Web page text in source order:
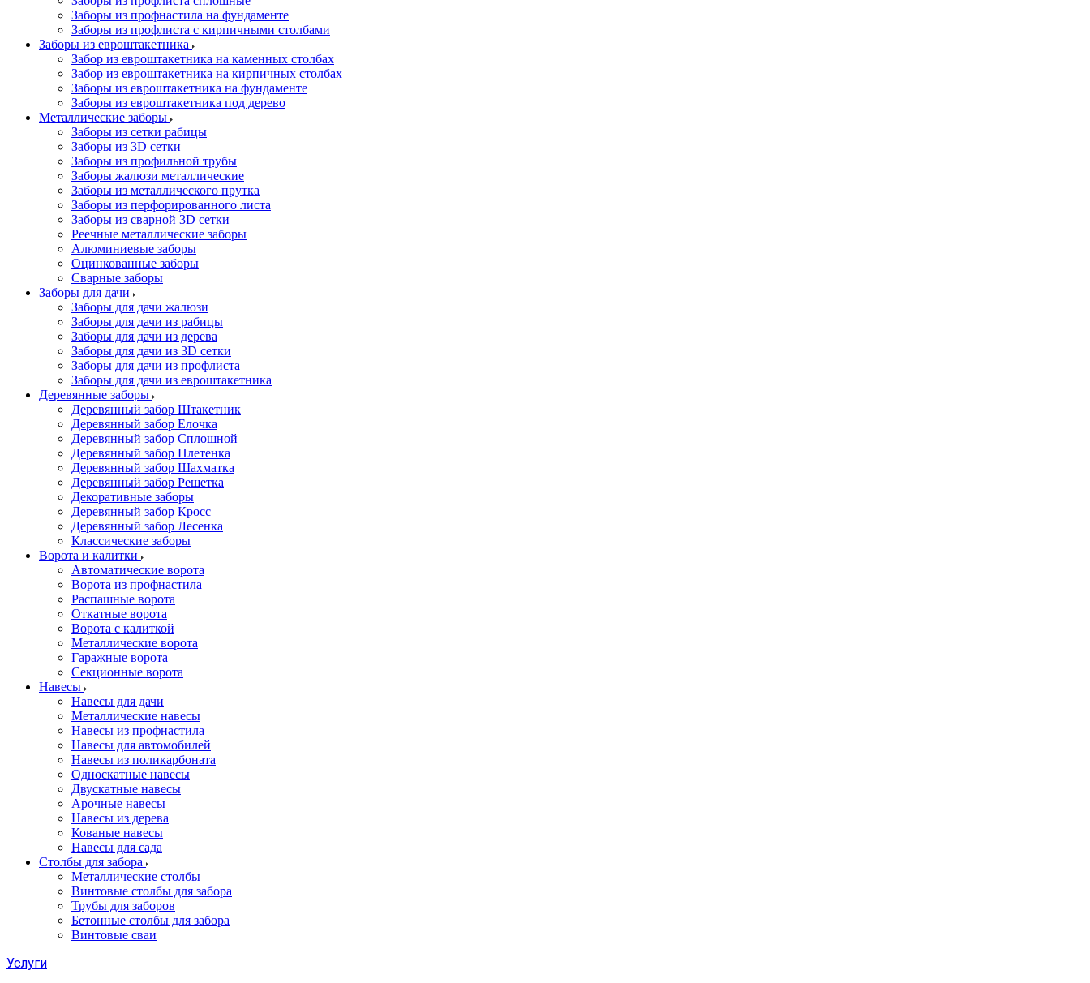
Заборы из профнастила на фундаменте
Заборы из профлиста с кирпичными столбами
Заборы из евроштакетника
Забор из евроштакетника на каменных столбах
Забор из евроштакетника на кирпичных столбах
Заборы из евроштакетника на фундаменте
Заборы из евроштакетника под дерево
Металлические заборы
Заборы из сетки рабицы
Заборы из 3D сетки
Заборы из профильной трубы
Заборы жалюзи металлические
Заборы из металлического прутка
Заборы из перфорированного листа
Заборы из сварной 3D сетки
Реечные металлические заборы
Алюминиевые заборы
Оцинкованные заборы
Сварные заборы
Заборы для дачи
Заборы для дачи жалюзи
Заборы для дачи из рабицы
Заборы для дачи из дерева
Заборы для дачи из 3D сетки
Заборы для дачи из профлиста
Заборы для дачи из евроштакетника
Деревянные заборы
Деревянный забор Штакетник
Деревянный забор Елочка
Деревянный забор Сплошной
Деревянный забор Плетенка
Деревянный забор Шахматка
Деревянный забор Решетка
Декоративные заборы
Деревянный забор Кросс
Деревянный забор Лесенка
Классические заборы
Ворота и калитки
Автоматические ворота
Ворота из профнастила
Распашные ворота
Откатные ворота
Ворота с калиткой
Металлические ворота
Гаражные ворота
Секционные ворота
Навесы
Навесы для дачи
Металлические навесы
Навесы из профнастила
Навесы для автомобилей
Навесы из поликарбоната
Односкатные навесы
Двускатные навесы
Арочные навесы
Навесы из дерева
Кованые навесы
Навесы для сада
Столбы для забора
Металлические столбы
Винтовые столбы для забора
Трубы для заборов
Бетонные столбы для забора
Винтовые сваи
Услуги